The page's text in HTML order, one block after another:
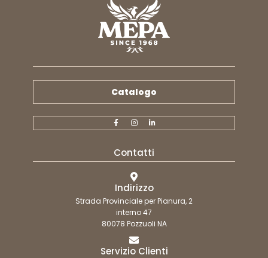
Catalogo
Contatti
Indirizzo
Strada Provinciale per Pianura, 2
interno 47
80078 Pozzuoli NA
Servizio Clienti